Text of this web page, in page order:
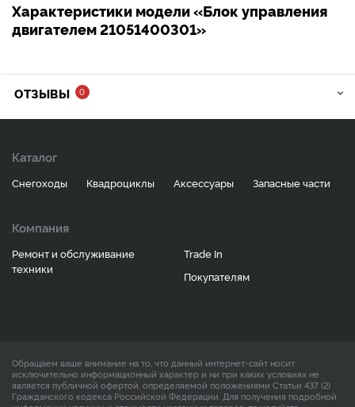
Характеристики модели «Блок управления
двигателем 21051400301»
ОТЗЫВЫ 0
Каталог
Снегоходы Квадроциклы Аксессуары Запасные части
Компания
Ремонт и обслуживание
техники
Trade In
Покупателям
Обращаем ваше внимание на то, что данный интернет-сайт носит
исключительно информационный характер и ни при каких условиях не
является публичной офертой, определяемой положениями Статьи 437 (2)
Гражданского кодекса Российской Федерации. Для получения подробной